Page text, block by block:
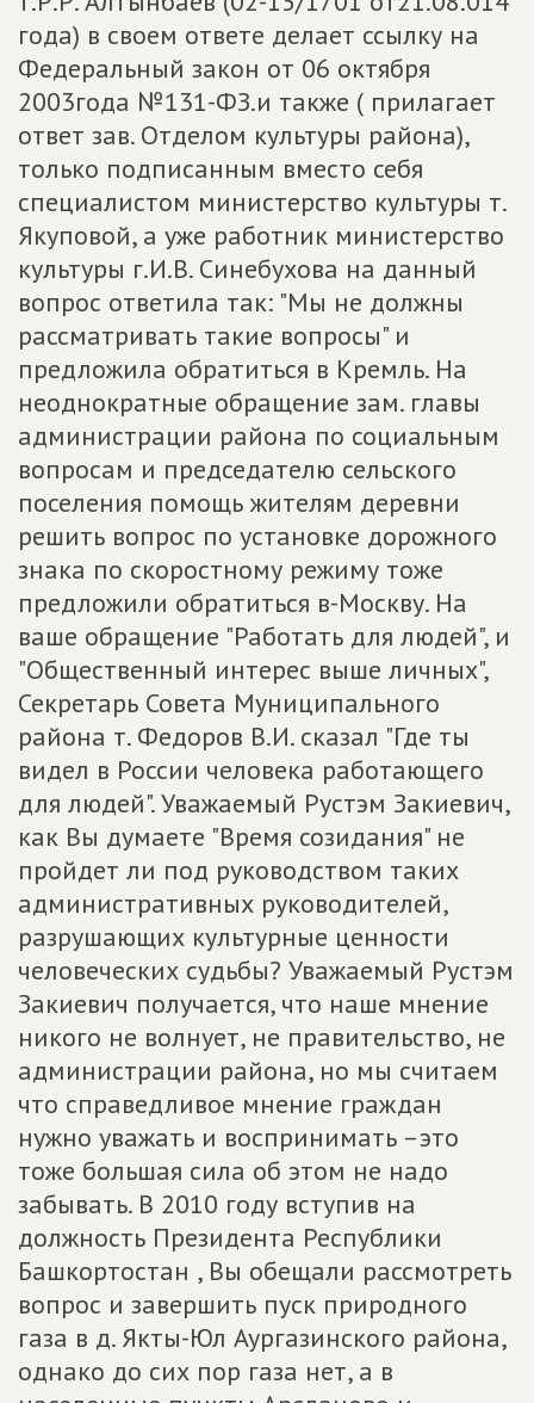
года) в своем ответе делает ссылку на
Федеральный закон от 06 октября
2003года №131-ФЗ.и также ( прилагает
ответ зав. Отделом культуры района),
только подписанным вместо себя
специалистом министерство культуры т.
Якуповой, а уже работник министерство
культуры г.И.В. Синебухова на данный
вопрос ответила так: "Мы не должны
рассматривать такие вопросы" и
предложила обратиться в Кремль. На
неоднократные обращение зам. главы
администрации района по социальным
вопросам и председателю сельского
поселения помощь жителям деревни
решить вопрос по установке дорожного
знака по скоростному режиму тоже
предложили обратиться в-Москву. На
ваше обращение "Работать для людей", и
"Общественный интерес выше личных",
Секретарь Совета Муниципального
района т. Федоров В.И. сказал "Где ты
видел в России человека работающего
для людей". Уважаемый Рустэм Закиевич,
как Вы думаете "Время созидания" не
пройдет ли под руководством таких
административных руководителей,
разрушающих культурные ценности
человеческих судьбы? Уважаемый Рустэм
Закиевич получается, что наше мнение
никого не волнует, не правительство, не
администрации района, но мы считаем
что справедливое мнение граждан
нужно уважать и воспринимать –это
тоже большая сила об этом не надо
забывать. В 2010 году вступив на
должность Президента Республики
Башкортостан , Вы обещали рассмотреть
вопрос и завершить пуск природного
газа в д. Якты-Юл Аургазинского района,
однако до сих пор газа нет, а в